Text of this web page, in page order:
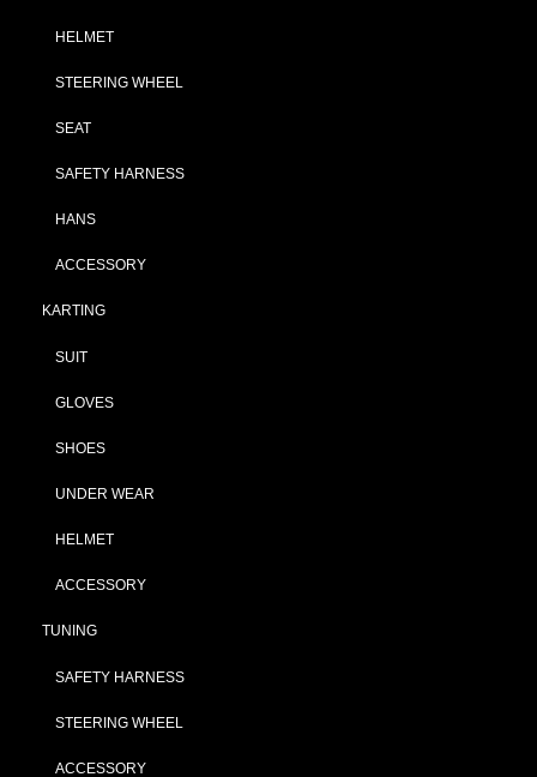
HELMET
STEERING WHEEL
SEAT
SAFETY HARNESS
HANS
ACCESSORY
KARTING
SUIT
GLOVES
SHOES
UNDER WEAR
HELMET
ACCESSORY
TUNING
SAFETY HARNESS
STEERING WHEEL
ACCESSORY